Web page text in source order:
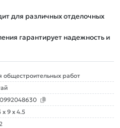
для различных отделочных
гарантирует надежность и
общестроительных работ
x 9 x 4.5